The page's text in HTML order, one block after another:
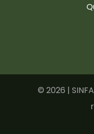
© 2026 |